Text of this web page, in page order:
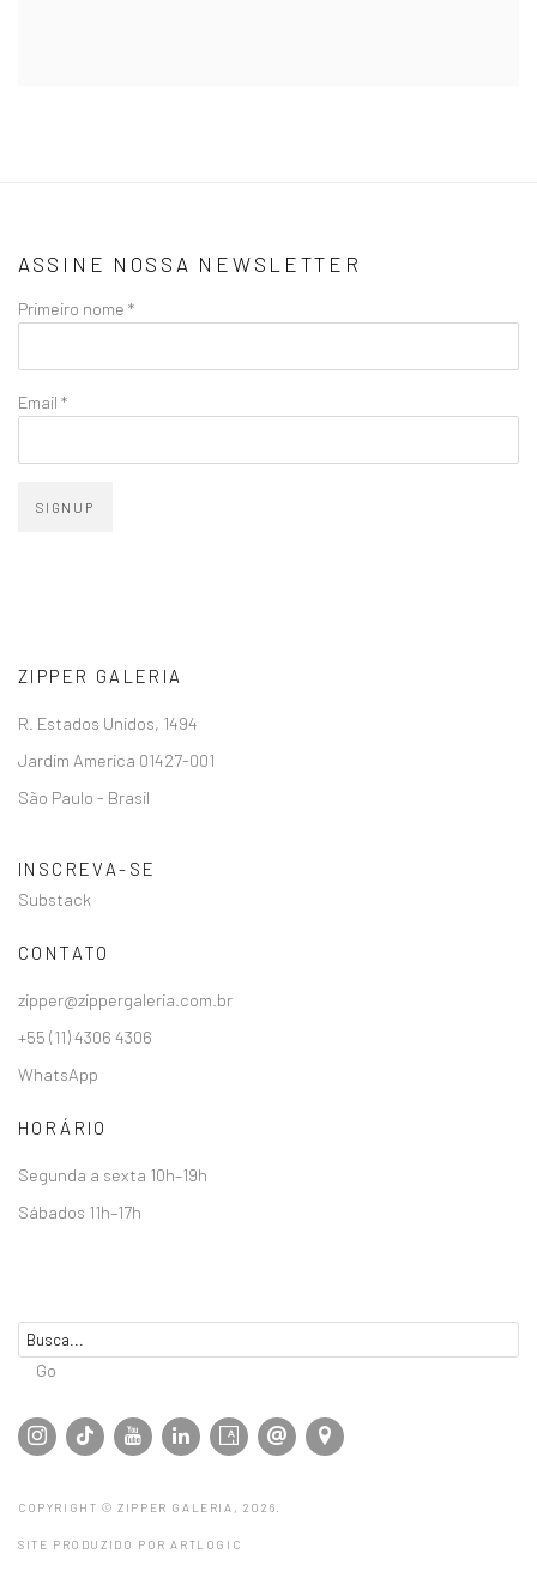
ASSINE NOSSA NEWSLETTER
Primeiro nome *
Email *
SIGNUP
ZIPPER GALERIA
R. Estados Unidos, 1494
Jardim America 01427-001
São Paulo - Brasil
INSCREVA-SE
Substack
CONTATO
zipper@zippergaleria.com.br
+55 (11) 4306 4306
WhatsApp
HORÁRIO
Segunda a sexta 10h–19h
Sábados 11h–17h
Go
COPYRIGHT © ZIPPER GALERIA, 2026.
SITE PRODUZIDO POR ARTLOGIC